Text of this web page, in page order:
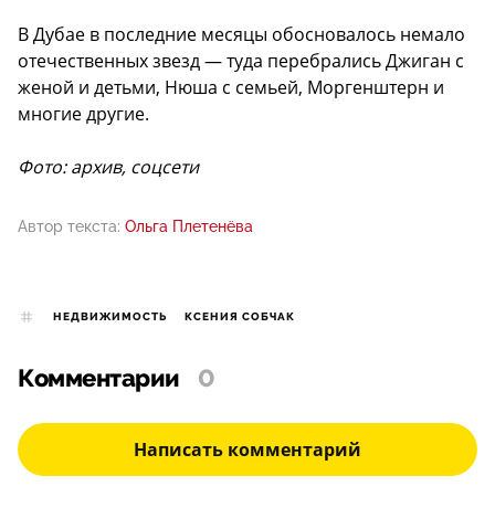
В Дубае в последние месяцы обосновалось немало
отечественных звезд — туда перебрались Джиган с
женой и детьми, Нюша с семьей, Моргенштерн и
многие другие.
Фото: архив, соцсети
Автор текста: Ольга Плетенёва
НЕДВИЖИМОСТЬ КСЕНИЯ СОБЧАК
Комментарии 0
Написать комментарий